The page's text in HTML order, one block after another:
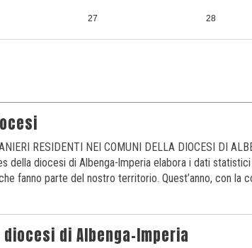
27 28
RESIDENTI NEI COMUNI DELLA DIOCESI DI
della diocesi di Albenga-lmperia elabora i dati
fanno parte del nostro territorio. Quest’anno, con la
di Albenga-Imperia